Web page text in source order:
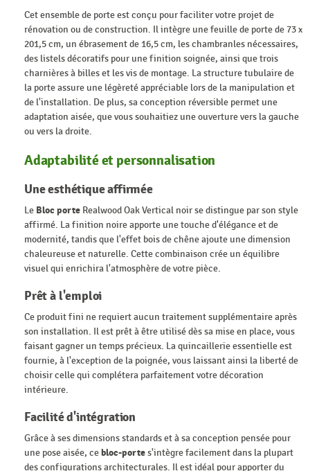
Cet ensemble de porte est conçu pour faciliter votre projet de
rénovation ou de construction. Il intègre une feuille de porte de 73 x
201,5 cm, un ébrasement de 16,5 cm, les chambranles nécessaires,
des listels décoratifs pour une finition soignée, ainsi que trois
charnières à billes et les vis de montage. La structure tubulaire de
la porte assure une légèreté appréciable lors de la manipulation et
de l'installation. De plus, sa conception réversible permet une
adaptation aisée, que vous souhaitiez une ouverture vers la gauche
ou vers la droite.
Adaptabilité et personnalisation
Une esthétique affirmée
Le Bloc porte Realwood Oak Vertical noir se distingue par son style
affirmé. La finition noire apporte une touche d'élégance et de
modernité, tandis que l'effet bois de chêne ajoute une dimension
chaleureuse et naturelle. Cette combinaison crée un équilibre
visuel qui enrichira l'atmosphère de votre pièce.
Prêt à l'emploi
Ce produit fini ne requiert aucun traitement supplémentaire après
son installation. Il est prêt à être utilisé dès sa mise en place, vous
faisant gagner un temps précieux. La quincaillerie essentielle est
fournie, à l'exception de la poignée, vous laissant ainsi la liberté de
choisir celle qui complétera parfaitement votre décoration
intérieure.
Facilité d'intégration
Grâce à ses dimensions standards et à sa conception pensée pour
une pose aisée, cebloc-portes'intègre facilement dans la plupart
des configurations architecturales. Il est idéal pour apporter du